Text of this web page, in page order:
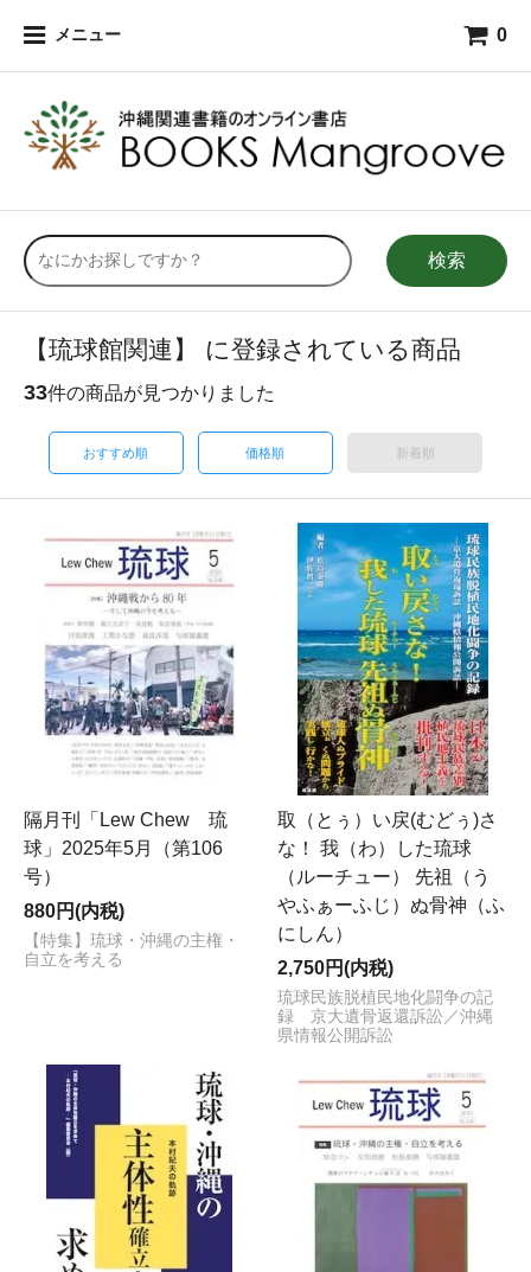
メニュー 0
検索
【琉球館関連】 に登録されている商品
33件の商品が見つかりました
おすすめ順 価格順 新着順
隔月刊「Lew Chew 琉
球」2025年5月（第106
号）
880円(内税)
【特集】琉球・沖縄の主権・
自立を考える
取（とぅ）い戻(むどぅ)さ
な！ 我（わ）した琉球
（ルーチュー） 先祖（う
やふぁーふじ）ぬ骨神（ふ
にしん）
2,750円(内税)
琉球民族脱植民地化闘争の記
録 京大遺骨返還訴訟／沖縄
県情報公開訴訟